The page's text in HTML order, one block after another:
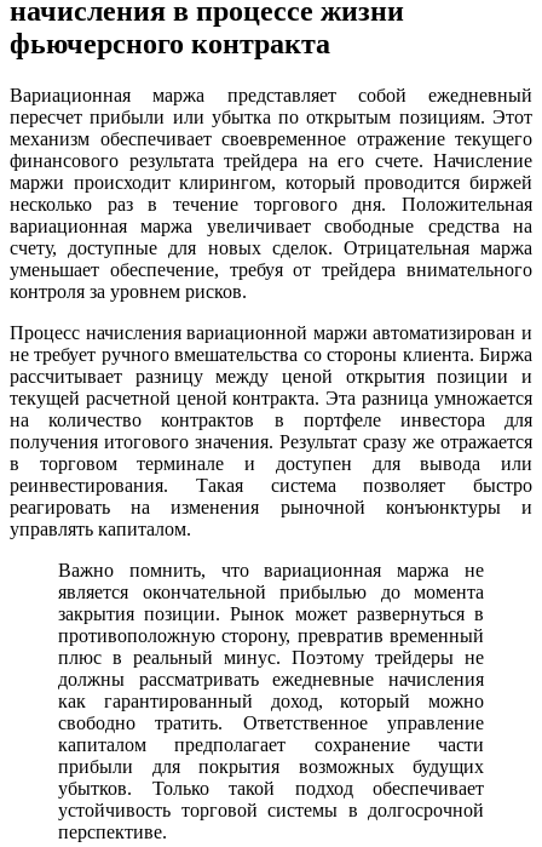
начисления в процессе жизни
фьючерсного контракта
Вариационная маржа представляет собой ежедневный
пересчет прибыли или убытка по открытым позициям. Этот
механизм обеспечивает своевременное отражение текущего
финансового результата трейдера на его счете. Начисление
маржи происходит клирингом, который проводится биржей
несколько раз в течение торгового дня. Положительная
вариационная маржа увеличивает свободные средства на
счету, доступные для новых сделок. Отрицательная маржа
уменьшает обеспечение, требуя от трейдера внимательного
контроля за уровнем рисков.
Процесс начисления вариационной маржи автоматизирован и
не требует ручного вмешательства со стороны клиента. Биржа
рассчитывает разницу между ценой открытия позиции и
текущей расчетной ценой контракта. Эта разница умножается
на количество контрактов в портфеле инвестора для
получения итогового значения. Результат сразу же отражается
в торговом терминале и доступен для вывода или
реинвестирования. Такая система позволяет быстро
реагировать на изменения рыночной конъюнктуры и
управлять капиталом.
Важно помнить, что вариационная маржа не
является окончательной прибылью до момента
закрытия позиции. Рынок может развернуться в
противоположную сторону, превратив временный
плюс в реальный минус. Поэтому трейдеры не
должны рассматривать ежедневные начисления
как гарантированный доход, который можно
свободно тратить. Ответственное управление
капиталом предполагает сохранение части
прибыли для покрытия возможных будущих
убытков. Только такой подход обеспечивает
устойчивость торговой системы в долгосрочной
перспективе.